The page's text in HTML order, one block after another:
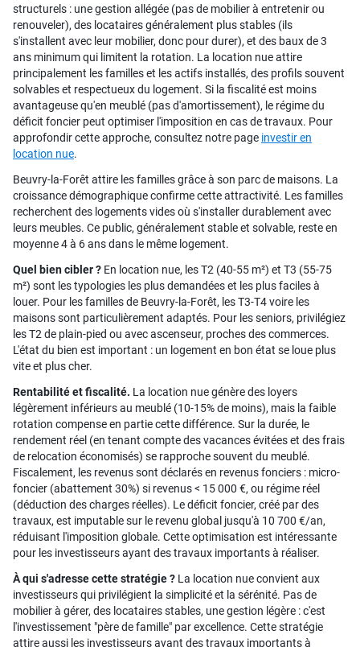
structurels : une gestion allégée (pas de mobilier à entretenir ou
renouveler), des locataires généralement plus stables (ils
s'installent avec leur mobilier, donc pour durer), et des baux de 3
ans minimum qui limitent la rotation. La location nue attire
principalement les familles et les actifs installés, des profils souvent
solvables et respectueux du logement. Si la fiscalité est moins
avantageuse qu'en meublé (pas d'amortissement), le régime du
déficit foncier peut optimiser l'imposition en cas de travaux. Pour
approfondir cette approche, consultez notre page investir en
location nue.
Beuvry-la-Forêt attire les familles grâce à son parc de maisons. La
croissance démographique confirme cette attractivité. Les familles
recherchent des logements vides où s'installer durablement avec
leurs meubles. Ce public, généralement stable et solvable, reste en
moyenne 4 à 6 ans dans le même logement.
Quel bien cibler ? En location nue, les T2 (40-55 m²) et T3 (55-75
m²) sont les typologies les plus demandées et les plus faciles à
louer. Pour les familles de Beuvry-la-Forêt, les T3-T4 voire les
maisons sont particulièrement adaptés. Pour les seniors, privilégiez
les T2 de plain-pied ou avec ascenseur, proches des commerces.
L'état du bien est important : un logement en bon état se loue plus
vite et plus cher.
Rentabilité et fiscalité. La location nue génère des loyers
légèrement inférieurs au meublé (10-15% de moins), mais la faible
rotation compense en partie cette différence. Sur la durée, le
rendement réel (en tenant compte des vacances évitées et des frais
de relocation économisés) se rapproche souvent du meublé.
Fiscalement, les revenus sont déclarés en revenus fonciers : micro-
foncier (abattement 30%) si revenus < 15 000 €, ou régime réel
(déduction des charges réelles). Le déficit foncier, créé par des
travaux, est imputable sur le revenu global jusqu'à 10 700 €/an,
réduisant l'imposition globale. Cette optimisation est intéressante
pour les investisseurs ayant des travaux importants à réaliser.
À qui s'adresse cette stratégie ? La location nue convient aux
investisseurs qui privilégient la simplicité et la sérénité. Pas de
mobilier à gérer, des locataires stables, une gestion légère : c'est
l'investissement "père de famille" par excellence. Cette stratégie
attire aussi les investisseurs ayant des travaux importants à